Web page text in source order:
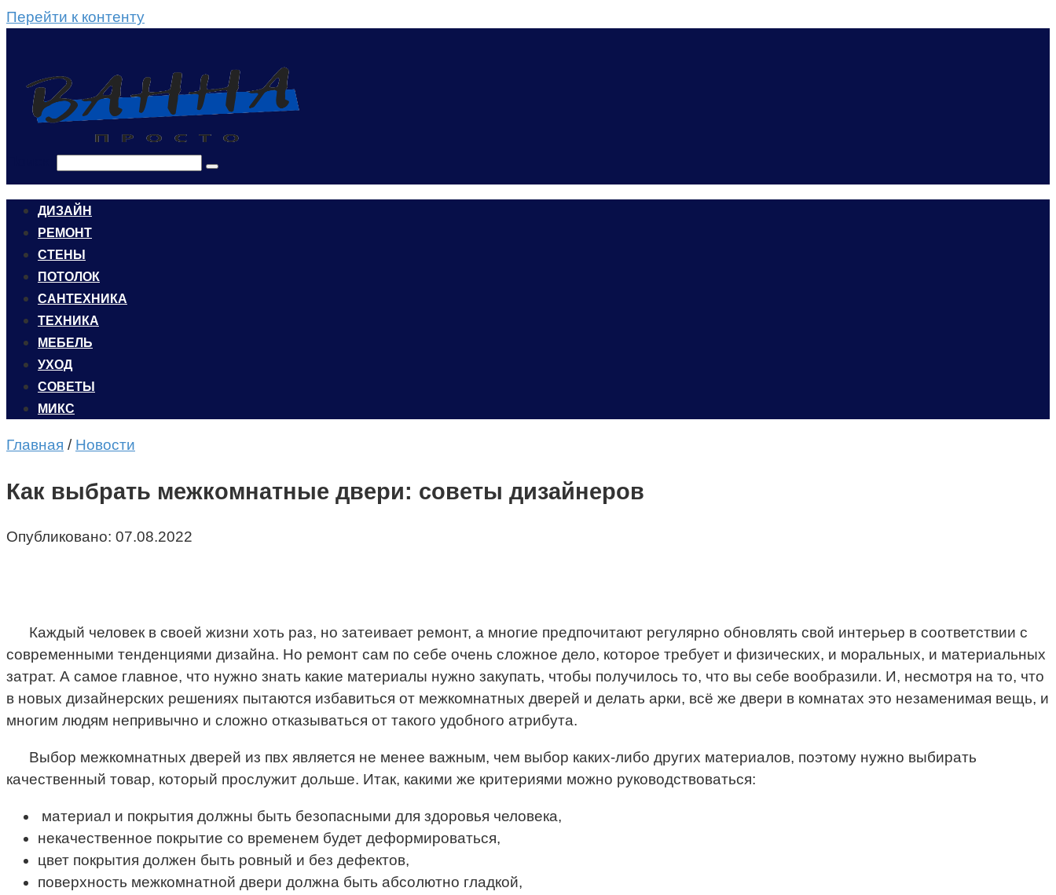
Перейти к контенту
ДИЗАЙН
РЕМОНТ
СТЕНЫ
ПОТОЛОК
САНТЕХНИКА
ТЕХНИКА
МЕБЕЛЬ
УХОД
CОВЕТЫ
МИКС
Главная / Новости
Как выбрать межкомнатные двери: советы дизайнеров
Опубликовано: 07.08.2022
Каждый человек в своей жизни хоть раз, но затеивает ремонт, а многие предпочитают регулярно обновлять свой интерьер в соответствии с
современными тенденциями дизайна. Но ремонт сам по себе очень сложное дело, которое требует и физических, и моральных, и материальных
затрат. А самое главное, что нужно знать какие материалы нужно закупать, чтобы получилось то, что вы себе вообразили. И, несмотря на то, что
в новых дизайнерских решениях пытаются избавиться от межкомнатных дверей и делать арки, всё же двери в комнатах это незаменимая вещь, и
многим людям непривычно и сложно отказываться от такого удобного атрибута.
Выбор межкомнатных дверей из пвх является не менее важным, чем выбор каких-либо других материалов, поэтому нужно выбирать
качественный товар, который прослужит дольше. Итак, какими же критериями можно руководствоваться:
материал и покрытия должны быть безопасными для здоровья человека,
некачественное покрытие со временем будет деформироваться,
цвет покрытия должен быть ровный и без дефектов,
поверхность межкомнатной двери должна быть абсолютно гладкой,